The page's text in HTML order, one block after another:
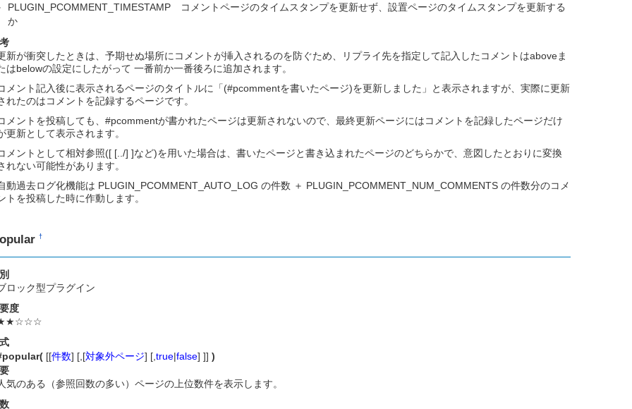
PLUGIN_PCOMMENT_TIMESTAMP コメントページのタイムスタンプを更新せず、設置ページのタイムスタンプを更新する
か
新が衝突したときは、予期せぬ場所にコメントが挿入されるのを防ぐため、リプライ先を指定して記入したコメントはaboveま
はbelowの設定にしたがって 一番前か一番後ろに追加されます。
メント記入後に表示されるページのタイトルに「(#pcommentを書いたページ)を更新しました」と表示されますが、実際に更新
れたのはコメントを記録するページです。
メントを投稿しても、#pcommentが書かれたページは更新されないので、最終更新ページにはコメントを記録したページだけ
更新として表示されます。
メントとして相対参照([ [../] ]など)を用いた場合は、書いたページと書き込まれたページのどちらかで、意図したとおりに変換
れない可能性があります。
動過去ログ化機能は PLUGIN_PCOMMENT_AUTO_LOG の件数 ＋ PLUGIN_PCOMMENT_NUM_COMMENTS の件数分のコメ
トを投稿した時に作動します。
†
ロック型プラグイン
度
[[件数] [,[対象外ページ] [,true|false] ]] )
気のある（参照回数の多い）ページの上位数件を表示します。